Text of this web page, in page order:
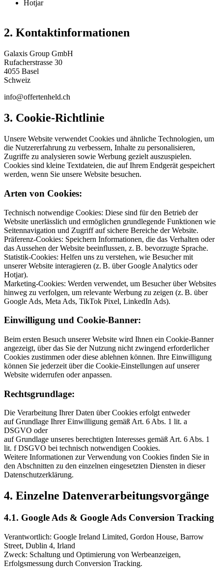
Hotjar
2. Kontaktinformationen
Galaxis Group GmbH
Rufacherstrasse 30
4055 Basel
Schweiz
info@offertenheld.ch
3. Cookie-Richtlinie
Unsere Website verwendet Cookies und ähnliche Technologien, um
die Nutzererfahrung zu verbessern, Inhalte zu personalisieren,
Zugriffe zu analysieren sowie Werbung gezielt auszuspielen.
Cookies sind kleine Textdateien, die auf Ihrem Endgerät gespeichert
werden, wenn Sie unsere Website besuchen.
Arten von Cookies:
Technisch notwendige Cookies: Diese sind für den Betrieb der
Website unerlässlich und ermöglichen grundlegende Funktionen wie
Seitennavigation und Zugriff auf sichere Bereiche der Website.
Präferenz-Cookies: Speichern Informationen, die das Verhalten oder
das Aussehen der Website beeinflussen, z. B. bevorzugte Sprache.
Statistik-Cookies: Helfen uns zu verstehen, wie Besucher mit
unserer Website interagieren (z. B. über Google Analytics oder
Hotjar).
Marketing-Cookies: Werden verwendet, um Besucher über Websites
hinweg zu verfolgen, um relevante Werbung zu zeigen (z. B. über
Google Ads, Meta Ads, TikTok Pixel, LinkedIn Ads).
Einwilligung und Cookie-Banner:
Beim ersten Besuch unserer Website wird Ihnen ein Cookie-Banner
angezeigt, über das Sie der Nutzung nicht zwingend erforderlicher
Cookies zustimmen oder diese ablehnen können. Ihre Einwilligung
können Sie jederzeit über die Cookie-Einstellungen auf unserer
Website widerrufen oder anpassen.
Rechtsgrundlage:
Die Verarbeitung Ihrer Daten über Cookies erfolgt entweder
auf Grundlage Ihrer Einwilligung gemäß Art. 6 Abs. 1 lit. a
DSGVO oder
auf Grundlage unseres berechtigten Interesses gemäß Art. 6 Abs. 1
lit. f DSGVO bei technisch notwendigen Cookies.
Weitere Informationen zur Verwendung von Cookies finden Sie in
den Abschnitten zu den einzelnen eingesetzten Diensten in dieser
Datenschutzerklärung.
4. Einzelne Datenverarbeitungsvorgänge
4.1. Google Ads & Google Ads Conversion Tracking
Verantwortlich: Google Ireland Limited, Gordon House, Barrow
Street, Dublin 4, Irland
Zweck: Schaltung und Optimierung von Werbeanzeigen,
Erfolgsmessung durch Conversion Tracking.